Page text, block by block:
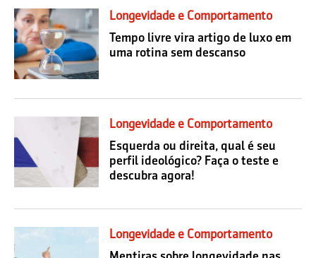
Longevidade e Comportamento
Tempo livre vira artigo de luxo em
uma rotina sem descanso
Longevidade e Comportamento
Esquerda ou direita, qual é seu
perfil ideológico? Faça o teste e
descubra agora!
Longevidade e Comportamento